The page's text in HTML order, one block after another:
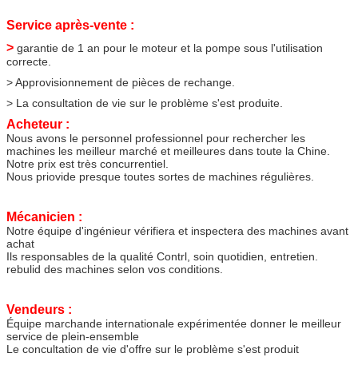
Service après-vente :
> garantie de 1 an pour le moteur et la pompe sous l'utilisation
correcte.
> Approvisionnement de pièces de rechange.
> La consultation de vie sur le problème s'est produite.
Acheteur :
Nous avons le personnel professionnel pour rechercher les
machines les meilleur marché et meilleures dans toute la Chine.
Notre prix est très concurrentiel.
Nous priovide presque toutes sortes de machines régulières.
Mécanicien :
Notre équipe d'ingénieur vérifiera et inspectera des machines avant
achat
Ils responsables de la qualité Contrl, soin quotidien, entretien.
rebulid des machines selon vos conditions.
Vendeurs :
Équipe marchande internationale expérimentée donner le meilleur
service de plein-ensemble
Le concultation de vie d'offre sur le problème s'est produit